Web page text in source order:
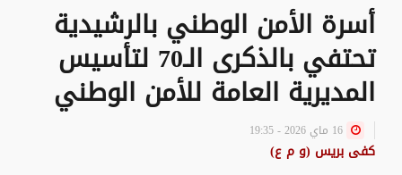
أسرة الأمن الوطني بالرشيدية
تحتفي بالذكرى الـ70 لتأسيس
المديرية العامة للأمن الوطني
كفى بريس (و م ع)